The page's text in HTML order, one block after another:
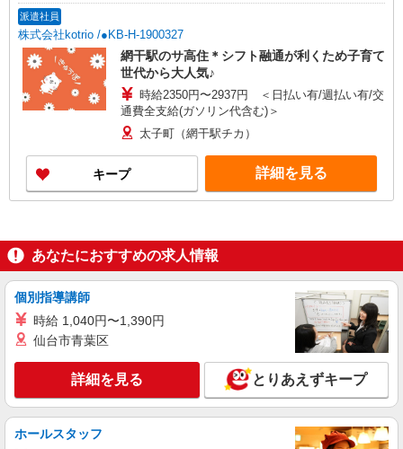
派遣社員
株式会社kotrio /●KB-H-1900327
網干駅のサ高住＊シフト融通が利くため子育て
世代から大人気♪
時給2350円〜2937円 ＜日払い有/週払い有/交
通費全支給(ガソリン代含む)＞
太子町（網干駅チカ）
キープ 詳細を見る
あなたにおすすめの求人情報
個別指導講師
時給 1,040円〜1,390円
仙台市青葉区
詳細を見る とりあえずキープ
ホールスタッフ